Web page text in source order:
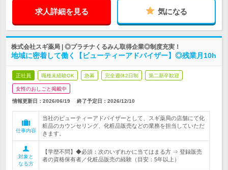
求人詳細を見る 気になる
株式会社スギ薬局 | ◎プラチナくるみん取得企業◎制度充実！
地域に密着して働く【ビューティーアドバイザー】◎残業月10h
正社員 職種未経験OK 急募 完全週休2日制 第二新卒歓迎
女性のおしごと掲載中
情報更新日：2026/06/19 終了予定日： 2026/12/10
仕事内容
当社のビューティーアドバイザーとして、スギ薬局の店舗にて化
粧品のカウンセリング、化粧品販売などの業務を担当していただ
きます。
対象と
なる方
【学歴不問】◆必須：次のいずれかに当てはまる方 ⇒ 登録販売
者の資格保有者／化粧品販売の経験（目安：5年以上）